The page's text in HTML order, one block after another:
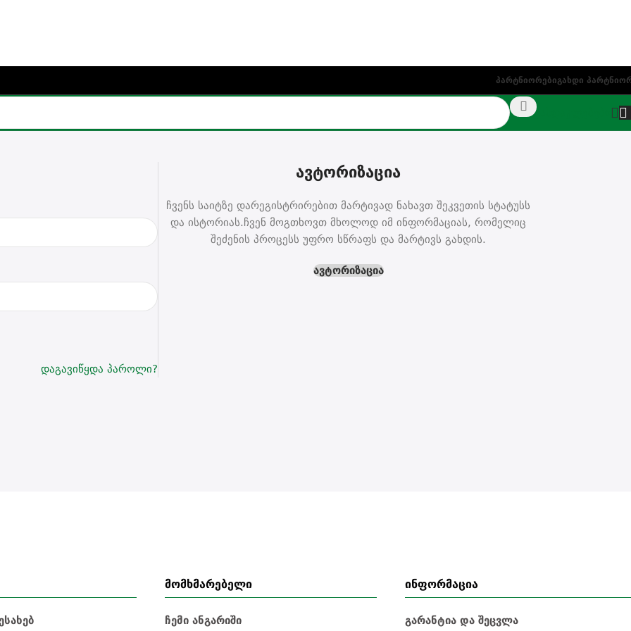
ᲞარტნიორებიᲒახდი
NASფასდაკლებები
დაგავიწყდა პაროლი?
ᲐᲕᲢᲝᲠᲘᲖᲐᲪᲘᲐ
ჩვენს საიტზე დარეგისტრირებით მარტივად ნახავთ შეკვეთის სტატუსს
და ისტორიას.ჩვენ მოგთხოვთ მხოლოდ იმ ინფორმაციას, რომელიც
შეძენის პროცესს უფრო სწრაფს და მარტივს გახდის.
Ავტორიზაცია
მომხმარებელი
ჩემი ანგარიში
ინფორმაცია
გარანტია და შეცვლა